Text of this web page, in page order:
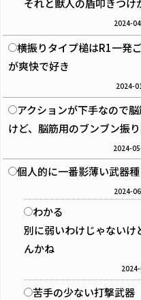
それと獣人の盾叩きつ
2024-
横振りタイプ槌はR1一発
が爽快で好き
2024-
アクションが下手なので
けど、脳筋用のブンブン振
2024-
個人的に一番影薄い武器種
2024-
わかる
別に弱いわけじゃないけ
んかね
苦手の少ない打撃武器